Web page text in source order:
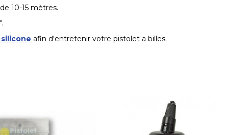
10-15 mètres.
afin d'entretenir votre pistolet a billes.